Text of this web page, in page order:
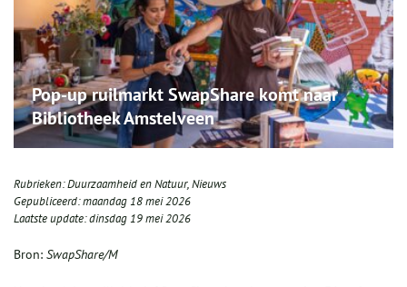
Pop‑up ruilmarkt SwapShare komt naar
Bibliotheek Amstelveen
Rubrieken:Duurzaamheid en Natuur,Nieuws
Gepubliceerd:maandag 18 mei 2026
Laatste update:dinsdag 19 mei 2026
Bron: SwapShare/M